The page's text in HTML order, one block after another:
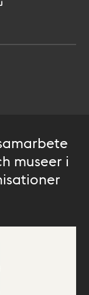
museer i